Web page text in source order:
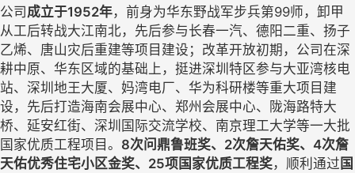
公司成立于1952年，前身为华东野战军步兵第99师，卸甲
从工后转战大江南北，先后参与长春一汽、德阳二重、扬子
乙烯、唐山灾后重建等项目建设；改革开放初期，公司在深
耕中原、华东区域的基础上，挺进深圳特区参与大亚湾核电
站、深圳地王大厦、妈湾电厂、华为科研楼等重大项目建
设，先后打造海南会展中心、郑州会展中心、陇海路特大
桥、延安红街、深圳国际交流学校、南京理工大学等一大批
国家优质工程项目。 8次问鼎鲁班奖、2次詹天佑奖、4次詹
天佑优秀住宅小区金奖、25项国家优质工程奖，顺利通过 国